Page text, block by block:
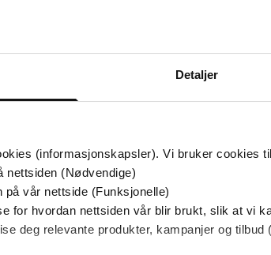
Detaljer
(informasjonskapsler). Vi bruker cookies
nettsiden (Nødvendige)
på vår nettside (Funksjonelle)
for hvordan nettsiden vår blir brukt, slik at vi
deg relevante produkter, kampanjer og tilbud